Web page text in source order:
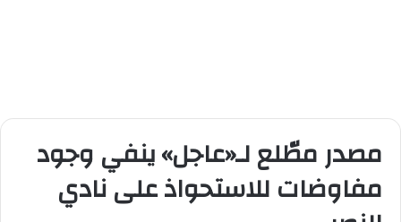
مصدر مطّلع لـ«عاجل» ينفي وجود
مفاوضات للاستحواذ على نادي